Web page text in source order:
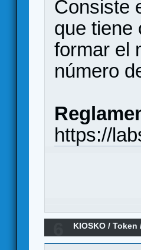
Consiste
que tiene
formar el
número
https://
KIOSKO /Token